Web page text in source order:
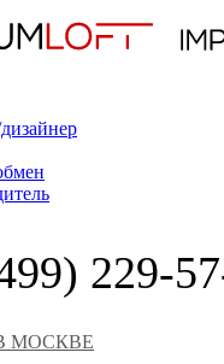
229-
МОСКВЕ